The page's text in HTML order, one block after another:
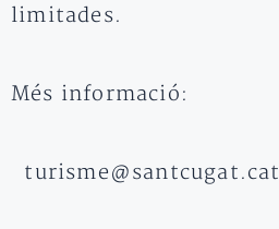
limitades.
Més informació:
turisme@santcugat.cat